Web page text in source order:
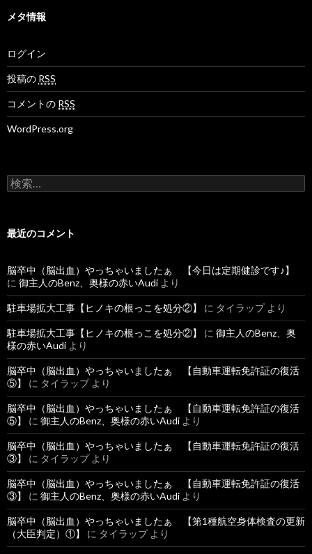
メタ情報
ログイン
投稿の RSS
コメントの RSS
WordPress.org
検
索
最近のコメント
脳卒中（脳出血）やっちゃいましたぁ 【今日は定期健診です♪】
に 御主人のBenz、奥様の赤いAudi より
駐車場拡大工事【ヒノキの根っこを処分②】 に タイラップより
駐車場拡大工事【ヒノキの根っこを処分②】 に 御主人のBenz、奥
様の赤いAudi より
脳卒中（脳出血）やっちゃいましたぁ 【自動車運転免許証の復活
⑤】
に タイラップより
脳卒中（脳出血）やっちゃいましたぁ 【自動車運転免許証の復活
⑤】
に 御主人のBenz、奥様の赤いAudi より
脳卒中（脳出血）やっちゃいましたぁ 【自動車運転免許証の復活
③】
に タイラップより
脳卒中（脳出血）やっちゃいましたぁ 【自動車運転免許証の復活
③】
に 御主人のBenz、奥様の赤いAudi より
脳卒中（脳出血）やっちゃいましたぁ 【第1種航空身体検査の更新
（大臣判定）①】
に タイラップより